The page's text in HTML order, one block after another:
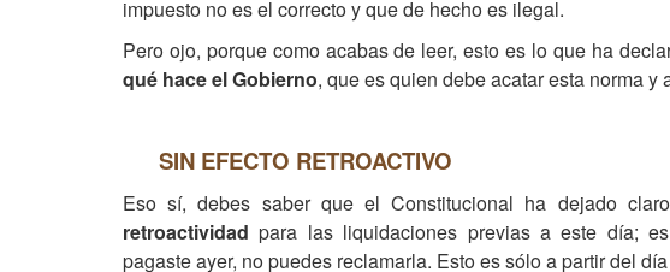
impuesto no es el correcto y que de hecho es ilegal.
Pero ojo, porque como acabas de leer, esto es lo que ha
qué hace el Gobierno, que es quien debe acatar esta norma
SIN EFECTO RETROACTIVO
Eso sí, debes saber que el Constitucional ha dejado
retroactividad para las liquidaciones previas a este día;
pagaste ayer, no puedes reclamarla. Esto es sólo a partir del